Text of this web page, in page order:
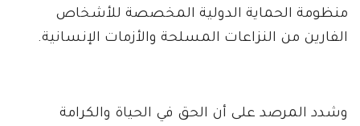
منظومة الحماية الدولية المخصصة للأشخاص
الفارين من النزاعات المسلحة والأزمات الإنسانية.
وشدد المرصد على أن الحق في الحياة والكرامة